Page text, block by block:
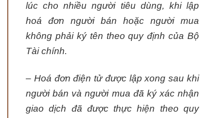
lúc cho nhiều người tiêu dùng, khi lập
hoá đơn người bán hoặc người mua
không phải ký tên theo quy định của Bộ
Tài chính.
– Hoá đơn điện tử được lập xong sau khi
người bán và người mua đã ký xác nhận
giao dịch đã được thực hiện theo quy